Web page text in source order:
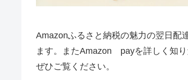
Amazonふるさと納税の魅力の翌日配
ます。またAmazon payを詳しく知
ぜひご覧ください。